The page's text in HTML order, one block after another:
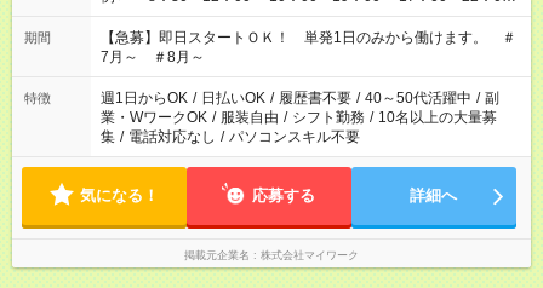
・13：00～22：00 ・22：00～翌6：00 など
期間
【急募】即日スタートＯＫ！ 単発1日のみから働けます。 ＃
7月～ ＃8月～
特徴 週1日からOK / 日払いOK / 履歴書不要 / 40～50代活躍中 / 副
業・WワークOK / 服装自由 / シフト勤務 / 10名以上の大量募
集 / 電話対応なし / パソコンスキル不要
気になる！ 応募する 詳細へ
掲載元企業名 株式会社マイワーク